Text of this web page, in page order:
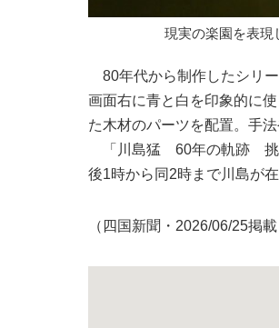
現実の楽園を表現
80年代から制作したシリー
画面右に青と白を印象的に
た木材のパーツを配置。手
「川島猛 60年の軌跡 挑
後1時から同2時まで川島が
（四国新聞・2026/06/25掲載